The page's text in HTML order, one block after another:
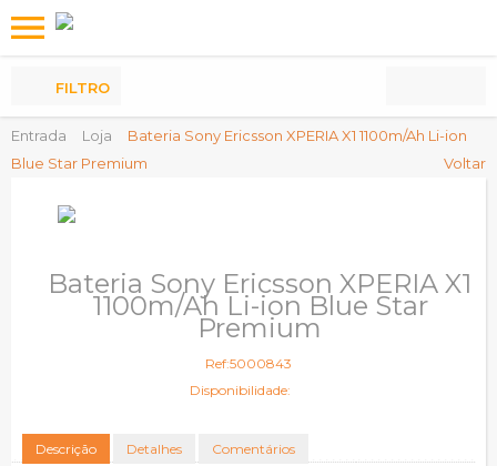
Entrada Loja
Bateria Sony Ericsson XPERIA X1 1100m/Ah Li-ion
Blue Star Premium
Voltar
FILTRO
Bateria Sony Ericsson XPERIA X1
1100m/Ah Li-ion Blue Star
Premium
Ref:5000843
Disponibilidade:
Descrição Detalhes Comentários